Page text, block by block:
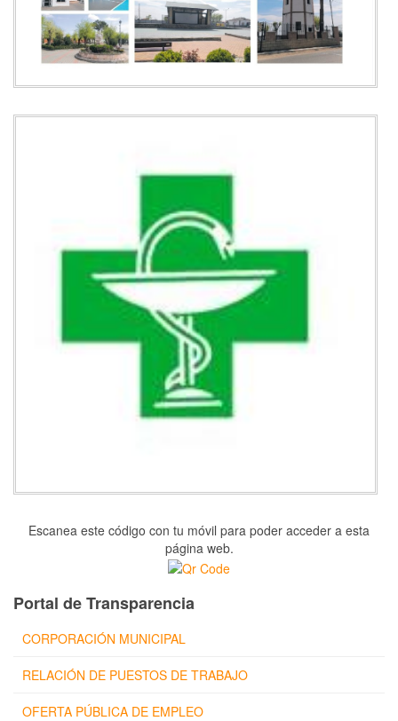
Escanea este código con tu móvil para poder acceder a esta
página web.
Portal de Transparencia
CORPORACIÓN MUNICIPAL
RELACIÓN DE PUESTOS DE TRABAJO
OFERTA PÚBLICA DE EMPLEO